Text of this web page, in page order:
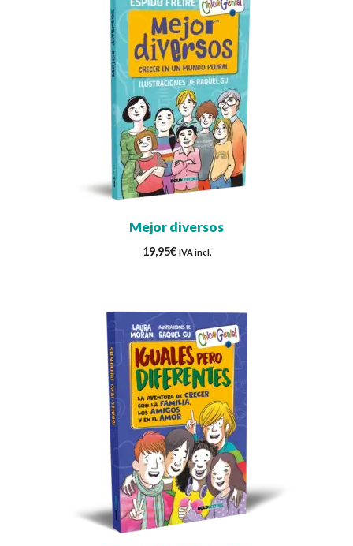
Mejor diversos
19,95€ IVA incl.